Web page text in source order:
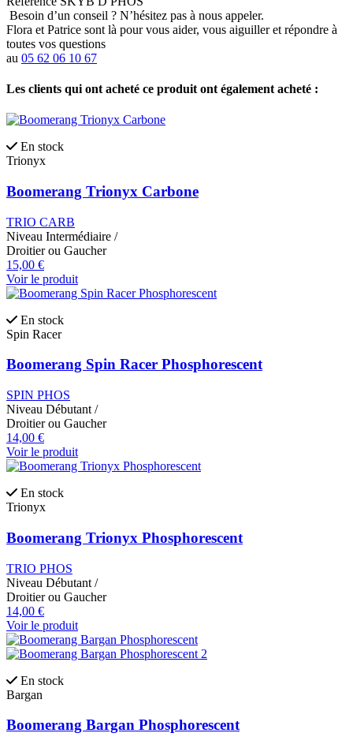
Besoin d’un conseil ? N’hésitez pas à nous appeler.
Flora et Patrice sont là pour vous aider, vous aiguiller et répondre à
toutes vos questions
au 05 62 06 10 67
Les clients qui ont acheté ce produit ont également acheté :
En stock
Trionyx
Boomerang Trionyx Carbone
TRIO CARB
Niveau Intermédiaire /
Droitier ou Gaucher
15,00 €
Voir le produit
En stock
Spin Racer
Boomerang Spin Racer Phosphorescent
SPIN PHOS
Niveau Débutant /
Droitier ou Gaucher
14,00 €
Voir le produit
En stock
Trionyx
Boomerang Trionyx Phosphorescent
TRIO PHOS
Niveau Débutant /
Droitier ou Gaucher
14,00 €
Voir le produit
En stock
Bargan
Boomerang Bargan Phosphorescent